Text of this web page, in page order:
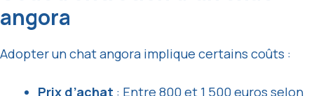
angora
Adopter un chat angora implique certains coûts :
Prix d’achat : Entre 800 et 1 500 euros selon